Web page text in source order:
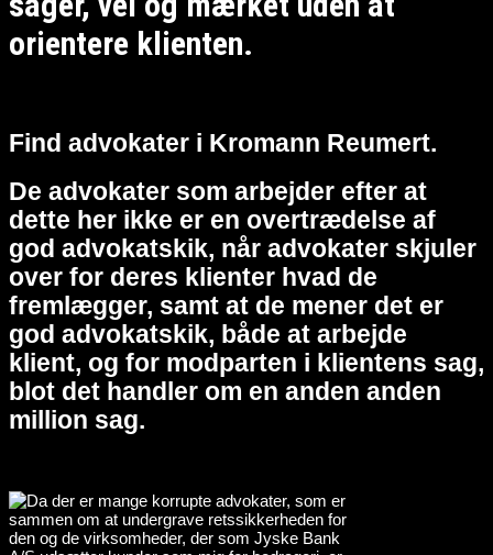
orientere klienten.
Find advokater i Kromann Reumert.
De advokater som arbejder efter at
dette her ikke er en overtrædelse af
god advokatskik, når advokater skjuler
over for deres klienter hvad de
fremlægger, samt at de mener det er
god advokatskik, både at arbejde
klient, og for modparten i klientens sag,
blot det handler om en anden anden
million sag.